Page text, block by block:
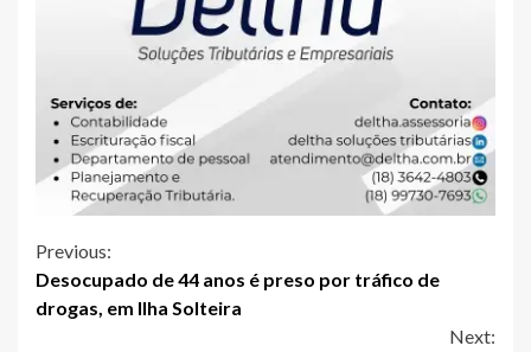
Continue
Reading
Previous:
Desocupado de 44 anos é preso por tráfico de
drogas, em Ilha Solteira
Next: